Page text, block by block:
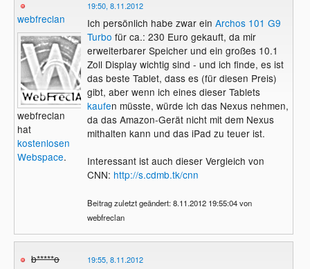
webfreclan
webfreclan
hat
kostenlosen
Webspace.
19:50, 8.11.2012
Ich persönlich habe zwar ein Archos 101 G9
Turbo für ca.: 230 Euro gekauft, da mir
erweiterbarer Speicher und ein großes 10.1
Zoll Display wichtig sind - und ich finde, es ist
das beste Tablet, dass es (für diesen Preis)
gibt, aber wenn ich eines dieser Tablets
kaufen müsste, würde ich das Nexus nehmen,
da das Amazon-Gerät nicht mit dem Nexus
mithalten kann und das iPad zu teuer ist.
Interessant ist auch dieser Vergleich von
CNN: http://s.cdmb.tk/cnn
Beitrag zuletzt geändert: 8.11.2012 19:55:04 von
webfreclan
b*****o 19:55, 8.11.2012